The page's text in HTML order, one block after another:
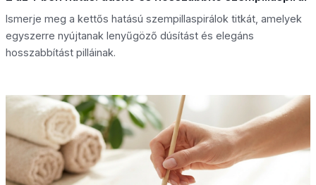
Ismerje meg a kettős hatású szempillaspirálok titkát, amelyek
egyszerre nyújtanak lenyűgöző dúsítást és elegáns
hosszabbítást pilláinak.